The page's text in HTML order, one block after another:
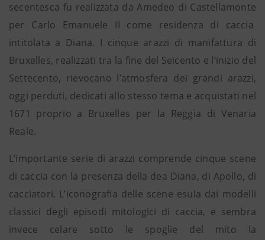
secentesca fu realizzata da Amedeo di Castellamonte
per Carlo Emanuele II come residenza di caccia
intitolata a Diana. I cinque arazzi di manifattura di
Bruxelles, realizzati tra la fine del Seicento e l’inizio del
Settecento, rievocano l’atmosfera dei grandi arazzi,
oggi perduti, dedicati allo stesso tema e acquistati nel
1671 proprio a Bruxelles per la Reggia di Venaria
Reale.
L’importante serie di arazzi comprende cinque scene
di caccia con la presenza della dea Diana, di Apollo, di
cacciatori. L’iconografia delle scene esula dai modelli
classici degli episodi mitologici di caccia, e sembra
invece celare sotto le spoglie del mito la